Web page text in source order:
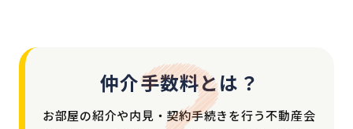
仲介手数料とは？
お部屋の紹介や内見・契約手続きを行う不動産会